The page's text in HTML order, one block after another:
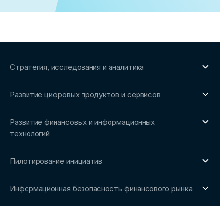
Стратегия, исследования и аналитика
Обзоры рынка и аналитические исследования
Трендвотчинг и информационный сервис
Развитие цифровых продуктов и сервисов
Развитие финансовых и информационных
технологий
Репозиторий Ассоциации
Пилотирование инициатив
Площадка пилотного тестирования
Информационная безопасность финансового рынка